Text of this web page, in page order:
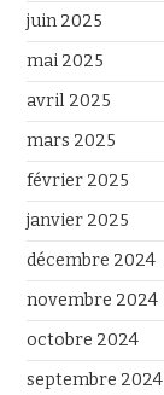
juin 2025
mai 2025
avril 2025
mars 2025
février 2025
janvier 2025
décembre 2024
novembre 2024
octobre 2024
septembre 2024